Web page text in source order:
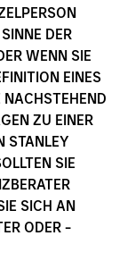
DER
WENN SIE
EINES
NACHSTEHEND
ZU EINER
STANLEY
SIE
SICH AN
ODER -
in
by fintech-